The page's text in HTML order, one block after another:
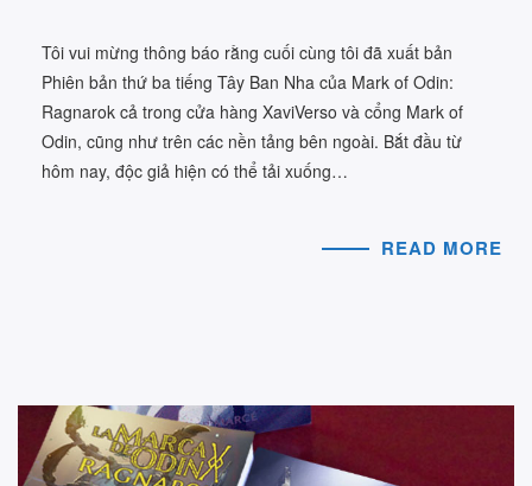
Tôi vui mừng thông báo rằng cuối cùng tôi đã xuất bản
Phiên bản thứ ba tiếng Tây Ban Nha của Mark of Odin:
Ragnarok cả trong cửa hàng XaviVerso và cổng Mark of
Odin, cũng như trên các nền tảng bên ngoài. Bắt đầu từ
hôm nay, độc giả hiện có thể tải xuống…
READ MORE